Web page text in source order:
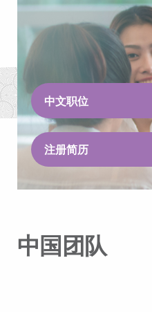
中文职位
注册简历
中国团队